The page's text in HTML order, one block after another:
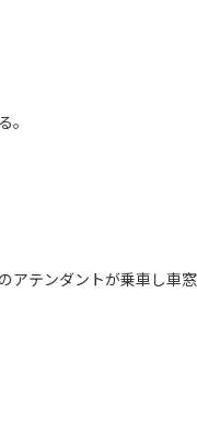
アテンダントが乗車し車窓